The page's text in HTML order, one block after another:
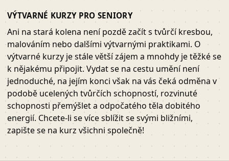
VÝTVARNÉ KURZY PRO SENIORY
Ani na stará kolena není pozdě začít s tvůrčí kresbou,
malováním nebo dalšími výtvarnými praktikami. O
výtvarné kurzy je stále větší zájem a mnohdy je těžké se
k nějakému připojit. Vydat se na cestu umění není
jednoduché, na jejím konci však na vás čeká odměna v
podobě ucelených tvůrčích schopností, rozvinuté
schopnosti přemýšlet a odpočatého těla dobitého
energií. Chcete-li se více sblížit se svými bližními,
zapište se na kurz všichni společně!